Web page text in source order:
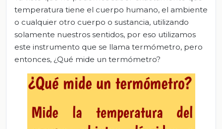
temperatura tiene el cuerpo humano, el ambiente
o cualquier otro cuerpo o sustancia, utilizando
solamente nuestros sentidos, por eso utilizamos
este instrumento que se llama termómetro, pero
entonces, ¿Qué mide un termómetro?